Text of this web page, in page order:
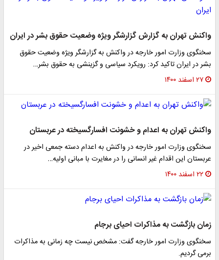
واکنش تهران به گزارش گزارشگر ویژه وضعیت حقوق بشر در ایران
سخنگوی وزارت امور خارجه در واکنش به گزارشگر ویژه وضعیت حقوق
بشر در ایران تاکید کرد: رویکرد سیاسی و گزینشی به حقوق بشر…
۲۷ اسفند ۱۴۰۰
واکنش تهران به اعدام و خشونت افسارگسیخته در عربستان
سخنگوی وزارت امور خارجه در واکنش به اعدام دسته جمعی اخیر در
عربستان این اقدام غیر انسانی را در مغایرت با مبانی اولیه…
۲۲ اسفند ۱۴۰۰
زمان بازگشت به مذاکرات احیای برجام
سخنگوی وزارت امور خارجه گفت: مشخص نیست چه زمانی به مذاکرات
برمی گردیم.